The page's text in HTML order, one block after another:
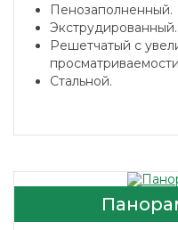
Пенозаполненный.
Экструдированный.
Решетчатый с
Стальной.